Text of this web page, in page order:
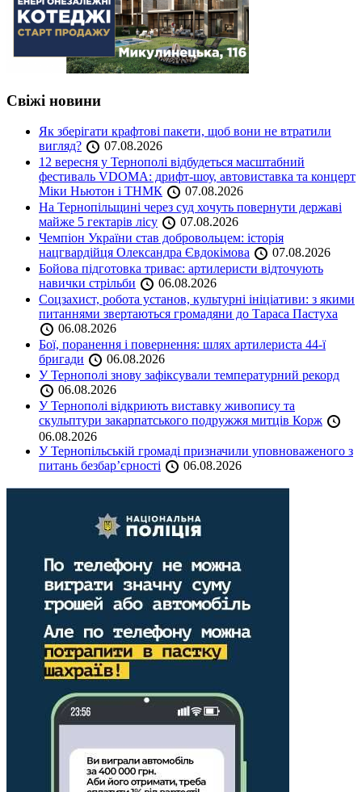
Свіжі новини
Як зберігати крафтові пакети, щоб вони не втратили
вигляд?
07.08.2026
12 вересня у Тернополі відбудеться масштабний
фестиваль VDOMA: дрифт-шоу, автовиставка та концерт
Міки Ньютон і ТНМК
07.08.2026
На Тернопільщині через суд хочуть повернути державі
майже 5 гектарів лісу
07.08.2026
Чемпіон України став добровольцем: історія
нацгвардійця Олександра Євдокімова
07.08.2026
Бойова підготовка триває: артилеристи відточують
навички стрільби
06.08.2026
Соцзахист, робота установ, культурні ініціативи: з якими
питаннями звертаються громадяни до Тараса Пастуха
06.08.2026
Бої, поранення і повернення: шлях артилериста 44-ї
бригади
06.08.2026
У Тернополі знову зафіксували температурний рекорд
06.08.2026
У Тернополі відкриють виставку живопису та
скульптури закарпатського подружжя митців Корж
06.08.2026
У Тернопільській громаді призначили уповноваженого з
питань безбар’єрності
06.08.2026